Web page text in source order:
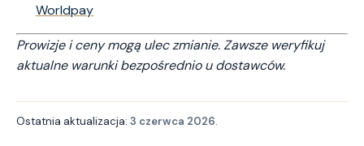
Worldpay
Prowizje i ceny mogą ulec zmianie. Zawsze weryfikuj
aktualne warunki bezpośrednio u dostawców.
Ostatnia aktualizacja: 3 czerwca 2026.